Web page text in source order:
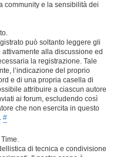
community e la sensibilità dei
può soltanto leggere gli
alla discussione ed
la registrazione. Tale
l’indicazione del proprio
e di una propria casella di
attribuire a ciascun autore
ai forum, escludendo così
che non esercita in questo
#
di tecnica e condivisione